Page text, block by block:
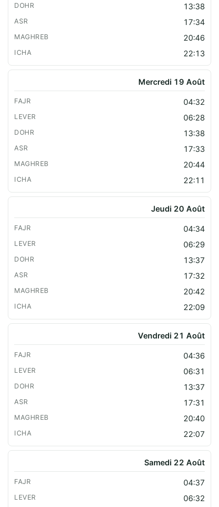
13:38
17:34
20:46
22:13
Mercredi 19 Août
04:32
06:28
13:38
17:33
20:44
22:11
Jeudi 20 Août
04:34
06:29
13:37
17:32
20:42
22:09
Vendredi 21 Août
04:36
06:31
13:37
17:31
20:40
22:07
Samedi 22 Août
04:37
06:32